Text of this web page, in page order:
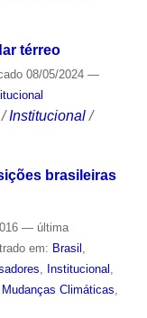
térreo
08/05/2024 —
/Institucional /
brasileiras
— última
em: Brasil
Institucional
Mudanças Climáticas